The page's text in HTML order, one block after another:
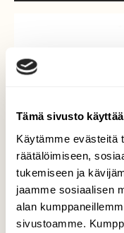
Tämä sivusto
Käytämme evästeitä
räätälöimiseen,
tukemiseen ja
jaamme sosiaalisen
alan
sivustoamme.